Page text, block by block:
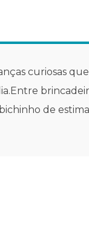
curiosas
de